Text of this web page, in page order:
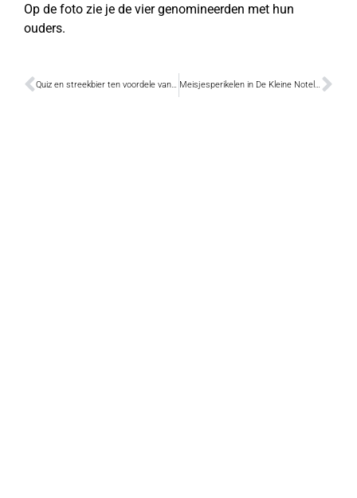
Op de foto zie je de vier genomineerden met hun
ouders.
Quiz en streekbier ten voordele van lokalen Meisjesperikelen in De Kleine Notelaar